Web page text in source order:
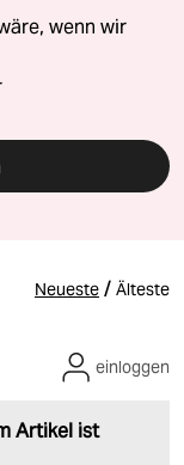
wenn wir
Neueste / Älteste
Artikel ist
einloggen